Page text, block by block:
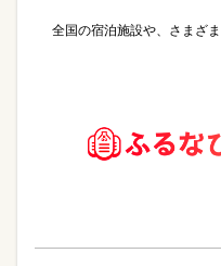
全国の宿泊施設や、さまざ